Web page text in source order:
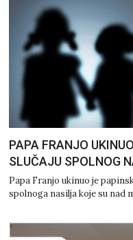
PAPA FRANJO
SLUČAJU SPOLNOG
Papa Franjo ukinuo je
spolnoga nasilja koje su